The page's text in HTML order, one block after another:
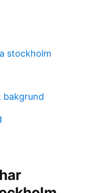
stockholm
bakgrund